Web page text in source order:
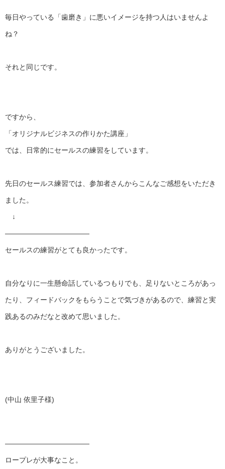
毎日やっている「歯磨き」 に悪いイメージを持つ人はいませんよ
ね？
それと同じです。
ですから、
「オリジナルビジネスの作りかた講座」
では、日常的にセールスの練習をしています。
先日のセールス練習では、 参加者さんからこんなご感想をいただき
ました。
↓
————————————
セールスの練習がとても良かったです。
自分なりに一生懸命話しているつもりでも、 足りないところがあっ
たり、 フィードバックをもらうことで気づきがあるので、 練習と実
践あるのみだなと改めて思いました。
ありがとうございました。
(中山 依里子様)
————————————
ロープレが大事なこと。